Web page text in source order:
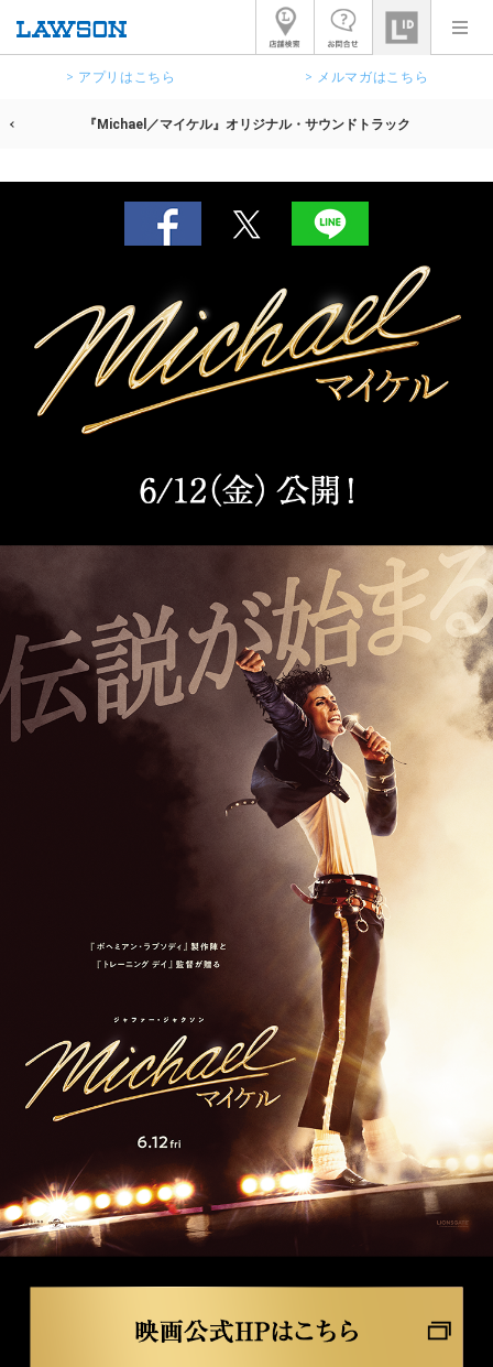
> アプリはこちら > メルマガはこちら
『Michael／マイケル』オリジナル・サウンドトラック